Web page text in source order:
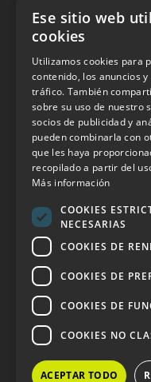
del “Vending”; nombre
genéricamente entre
productos y servicios a
INFORMACIÓN
Aviso Legal
Política de Privacidad
Política de Cookies
Política de calidad y
Contacto
DOSSIER Y
Dossier 2026 (ES)
Dossier 2026 (EN)
Ese sitio web
cookies
Utilizamos cookies para
contenido, los anuncios
tráfico. También
sobre su uso de nuestro
socios de publicidad y
pueden combinarla con
que les haya
recopilado a partir del
Más información
COOKIES
NECESARIAS
COOKIES DE
COOKIES DE
COOKIES DE
COOKIES NO
ACEPTAR TODO